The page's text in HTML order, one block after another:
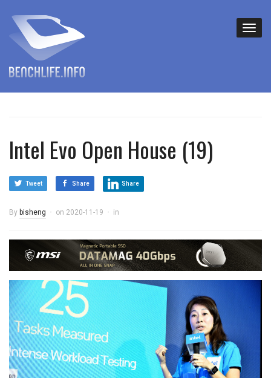
Intel Evo Open House (19)
Tweet Share Share
By bisheng on 2020-11-19 in